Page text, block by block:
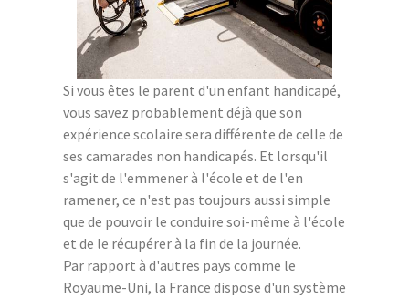
Si vous êtes le parent d'un enfant handicapé,
vous savez probablement déjà que son
expérience scolaire sera différente de celle de
ses camarades non handicapés. Et lorsqu'il
s'agit de l'emmener à l'école et de l'en
ramener, ce n'est pas toujours aussi simple
que de pouvoir le conduire soi-même à l'école
et de le récupérer à la fin de la journée.
Par rapport à d'autres pays comme le
Royaume-Uni, la France dispose d'un système